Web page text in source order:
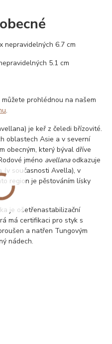
nepravidelných 6.7 cm
5.1 cm
prohlédnou na našem
.
je keř z čeledi břízovité.
oblastech Asie a v severní
obecným, který býval dříve
jméno avellanaodkazuje
současnosti Avella), v
region je pěstováním lísky
je ošetřenastabilizační
má certifikaci pro styk s
a natřen Tungovým
nádech.